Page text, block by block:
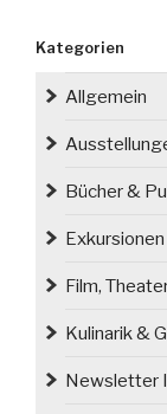
Kategorien
Allgemein
Bücher &
Film,
Kulinarik &
Newsletter